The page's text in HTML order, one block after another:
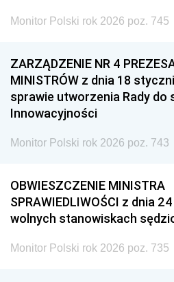
Monitor Polski rok 2026 poz. 745
ZARZĄDZENIE NR 4
MINISTRÓW z dnia 18
sprawie utworzenia Rady do
Innowacyjności
Monitor Polski rok 2026 poz. 743
OBWIESZCZENIE MINISTRA
SPRAWIEDLIWOŚCI z dnia
wolnych stanowiskach
Monitor Polski rok 2026 poz. 735